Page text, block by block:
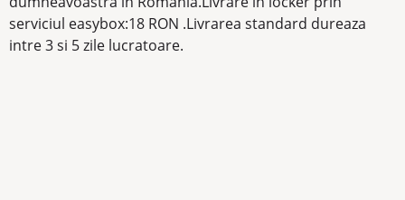
serviciul easybox:18 RON .Livrarea standard dureaza
intre 3 si 5 zile lucratoare.